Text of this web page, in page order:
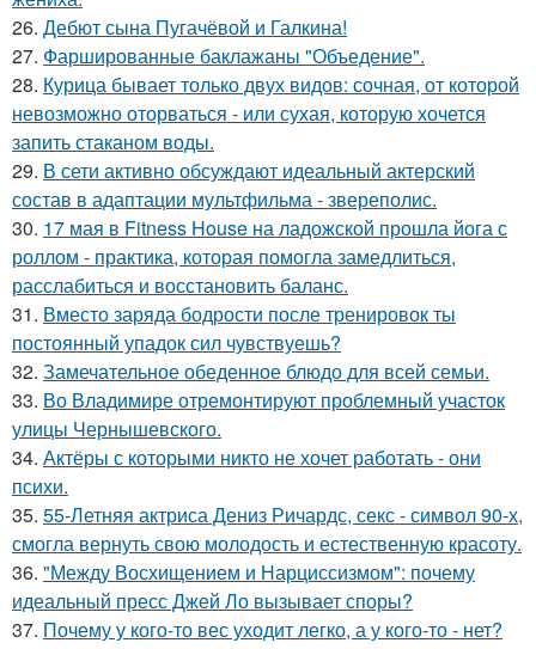
26. Дебют сына Пугачёвой и Галкина!
27. Фаршированные баклажаны "Объедение".
28. Курица бывает только двух видов: сочная, от которой
невозможно оторваться - или сухая, которую хочется
запить стаканом воды.
29. В сети активно обсуждают идеальный актерский
состав в адаптации мультфильма - звереполис.
30. 17 мая в Fitness House на ладожской прошла йога с
роллом - практика, которая помогла замедлиться,
расслабиться и восстановить баланс.
31. Вместо заряда бодрости после тренировок ты
постоянный упадок сил чувствуешь?
32. Замечательное обеденное блюдо для всей семьи.
33. Во Владимире отремонтируют проблемный участок
улицы Чернышевского.
34. Актёры с которыми никто не хочет работать - они
психи.
35. 55-Летняя актриса Дениз Ричардс, секс - символ 90-х,
смогла вернуть свою молодость и естественную красоту.
36. "Между Восхищением и Нарциссизмом": почему
идеальный пресс Джей Ло вызывает споры?
37. Почему у кого-то вес уходит легко, а у кого-то - нет?